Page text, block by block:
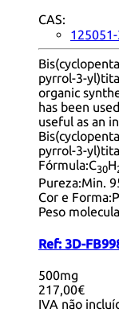
CAS:
pyrrol-3-
organic
has been
useful as an
pyrrol-3-
Fórmula:C30H
Pureza:Min.
Cor e Forma:
Peso
Ref: 3D-
500mg
217,00€
IVA não